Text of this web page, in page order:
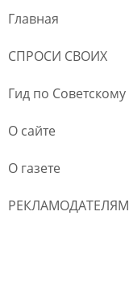
Главная
СПРОСИ СВОИХ
Гид по Советскому
О сайте
О газете
РЕКЛАМОДАТЕЛЯМ